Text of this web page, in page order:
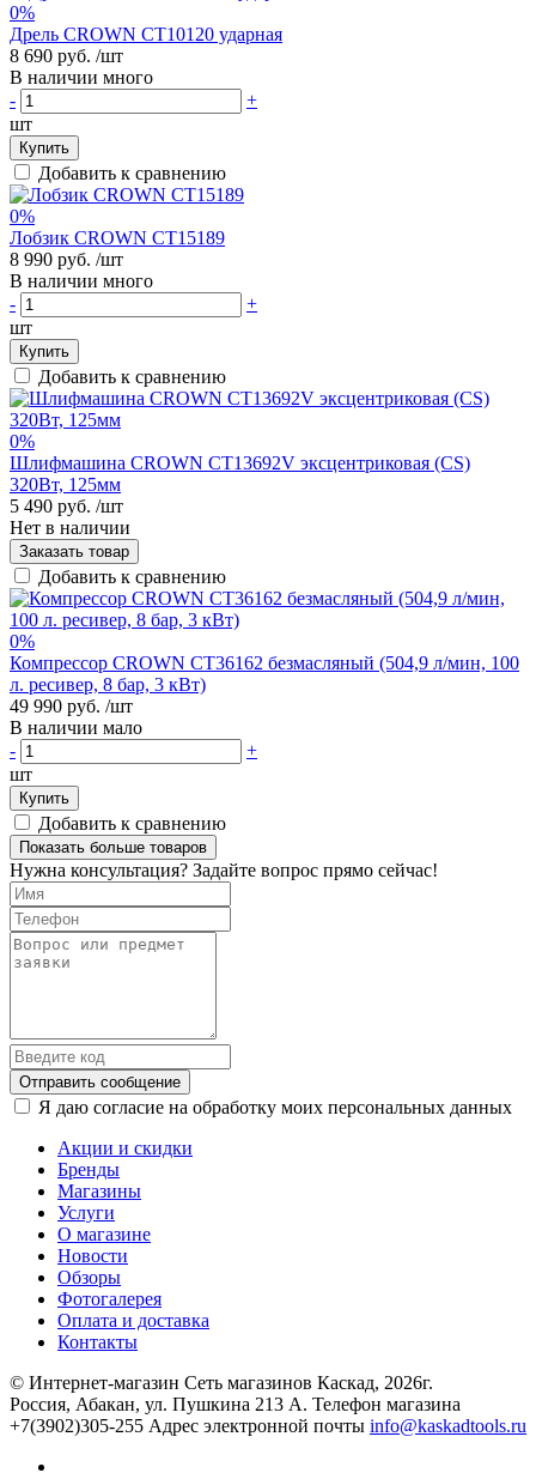
0%
Дрель CROWN CT10120 ударная
8 690 руб. /шт
В наличии много
-
+
шт
Купить
Добавить к сравнению
0%
Лобзик CROWN CT15189
8 990 руб. /шт
В наличии много
-
+
шт
Купить
Добавить к сравнению
0%
Шлифмашина CROWN CT13692V эксцентриковая (CS)
320Вт, 125мм
5 490 руб. /шт
Нет в наличии
Заказать товар
Добавить к сравнению
0%
Компрессор CROWN CT36162 безмасляный (504,9 л/мин, 100
л. ресивер, 8 бар, 3 кВт)
49 990 руб. /шт
В наличии мало
-
+
шт
Купить
Добавить к сравнению
Показать больше товаров
Нужна консультация? Задайте вопрос прямо сейчас!
Отправить сообщение
Я даю согласие на обработку моих персональных данных
Акции и скидки
Бренды
Магазины
Услуги
О магазине
Новости
Обзоры
Фотогалерея
Оплата и доставка
Контакты
© Интернет-магазин Сеть магазинов Каскад, 2026г.
Россия, Абакан, ул. Пушкина 213 А. Телефон магазина
+7(3902)305-255 Адрес электронной почты info@kaskadtools.ru